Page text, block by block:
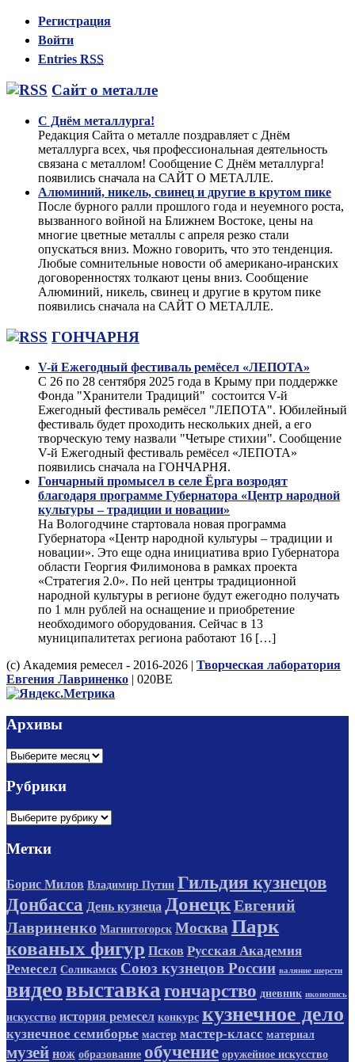
Регистрация
Войти
Entries RSS
Сайт о металле
С Днём металлурга!
Редакция Сайта о металле поздравляет с Днём
металлурга всех, чья профессиональная деятельность
связана с металлом! Сообщение С Днём металлурга!
появились сначала на САЙТ О МЕТАЛЛЕ.
Алюминий, никель, свинец и другие в крутом пике
После бурного ралли прошлого года и неуемного роста,
вызванного войной на Ближнем Востоке, цены на
многие цветные металлы с апреля резко стали
опускаться вниз. Можно говорить, что это тенденция.
Любые сомнительные новости об американо-иранских
договоренностях толкают цены вниз. Сообщение
Алюминий, никель, свинец и другие в крутом пике
появились сначала на САЙТ О МЕТАЛЛЕ.
ГОНЧАРНЯ
V-й Ежегодный фестиваль ремёсел «ЛЕПОТА»
С 26 по 28 сентября 2025 года в Крыму при поддержке
Фонда "Хранители Традиций" состоится V-й
Ежегодный фестиваль ремёсел "ЛЕПОТА". Юбилейный
фестиваль будет проходить нескольких дней, а его
творческую тему назвали "Четыре стихии". Сообщение
V-й Ежегодный фестиваль ремёсел «ЛЕПОТА»
появились сначала на ГОНЧАРНЯ.
Гончарный промысел в селе Ёрга возродят
благодаря программе Губернатора «Центр народной
культуры – традиции и новации»
На Вологодчине стартовала новая программа
Губернатора «Центр народной культуры – традиции и
новации». Это еще одна инициатива врио Губернатора
области Георгия Филимонова в рамках проекта
«Стратегия 2.0». По ней центры традиционной
народной культуры в регионе будут ежегодно получать
по 1 млн рублей на оснащение и приобретение
необходимого оборудования. Сейчас в 13
муниципалитетах региона работают 16 […]
(с) Академия ремесел - 2016-2026 | Творческая лаборатория
Евгения Лавриненко | 020BE
Архивы
Архивы
Рубрики
Рубрики
Метки
Борис Милов Владимир Путин Гильдия кузнецов
Донбасса День кузнеца ДонецкЕвгений
Лавриненко Магнитогорск Москва Парк
кованых фигур Псков Русская Академия
Ремесел Соликамск Союз кузнецов России валяние шерсти
видеовыставка гончарство дневник иконопись
искусство история ремесел конкурс кузнечное дело
кузнечное семиборье мастер мастер-класс материал
музей нож образование обучение оружейное искусство